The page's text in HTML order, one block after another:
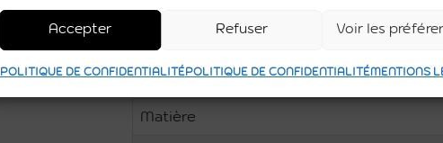
Accepter Refuser Voir les
POLITIQUE DE CONFIDENTIALITÉPOLITIQUE DE CONFIDENTIALITÉMENTIONS
Longueur
Poids (kg)
Couleur
Matière